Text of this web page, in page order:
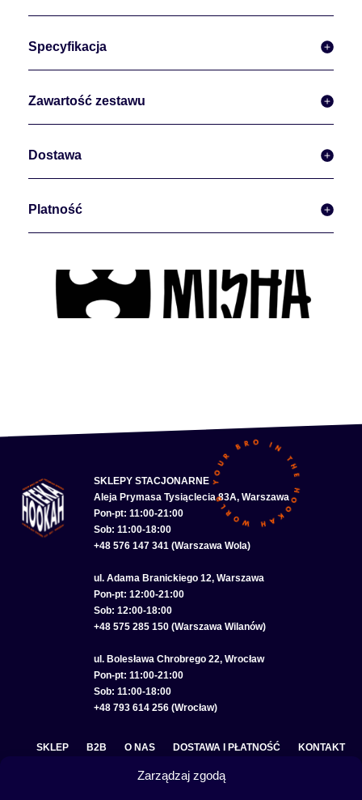
Zarządzaj zgodą
Specyfikacja
Zawartość zestawu
Dostawa
Platność
SKLEPY STACJONARNE
Aleja Prymasa Tysiąclecia 83A, Warszawa
Pon-pt: 11:00-21:00
Sob: 11:00-18:00
+48 576 147 341 (Warszawa Wola)
ul. Adama Branickiego 12, Warszawa
Pon-pt: 12:00-21:00
Sob: 12:00-18:00
+48 575 285 150 (Warszawa Wilanów)
ul. Bolesława Chrobrego 22, Wrocław
Pon-pt: 11:00-21:00
Sob: 11:00-18:00
+48 793 614 256 (Wrocław)
SKLEP B2B O NAS DOSTAWA I PŁATNOŚĆ KONTAKT
POLITYKA PRYWATNOŚCI